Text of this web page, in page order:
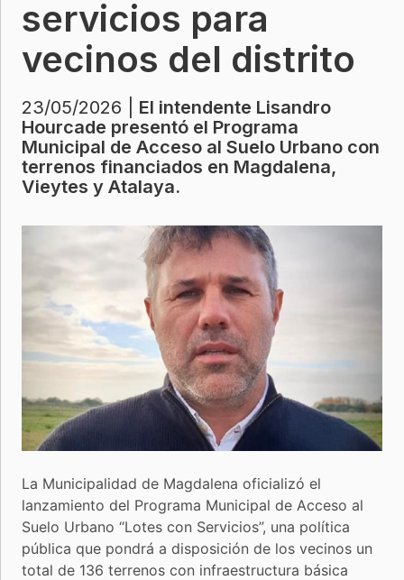
servicios para
vecinos del distrito
23/05/2026 | El intendente Lisandro
Hourcade presentó el Programa
Municipal de Acceso al Suelo Urbano con
terrenos financiados en Magdalena,
Vieytes y Atalaya.
La Municipalidad de Magdalena oficializó el
lanzamiento del Programa Municipal de Acceso al
Suelo Urbano “Lotes con Servicios”, una política
pública que pondrá a disposición de los vecinos un
total de 136 terrenos con infraestructura básica